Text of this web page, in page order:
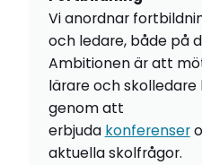
Vi anordnar
och ledare, både på
Ambitionen är att
lärare och skolledare
genom att
erbjuda konferenser
aktuella skolfrågor.